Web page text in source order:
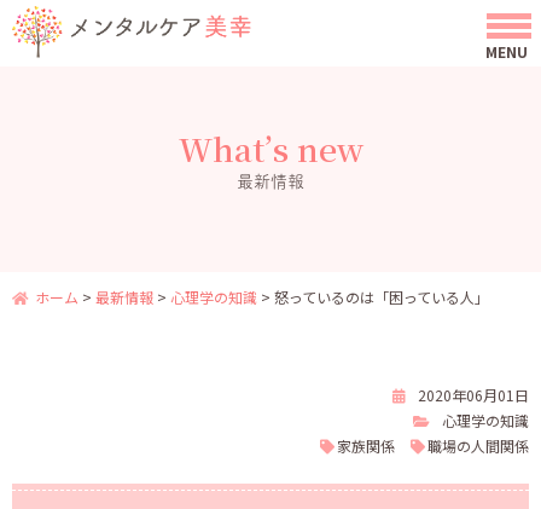
What’s new
最新情報
ホーム > 最新情報 > 心理学の知識 > 怒っているのは「困っている人」
2020年06月01日
心理学の知識
家族関係
職場の人間関係